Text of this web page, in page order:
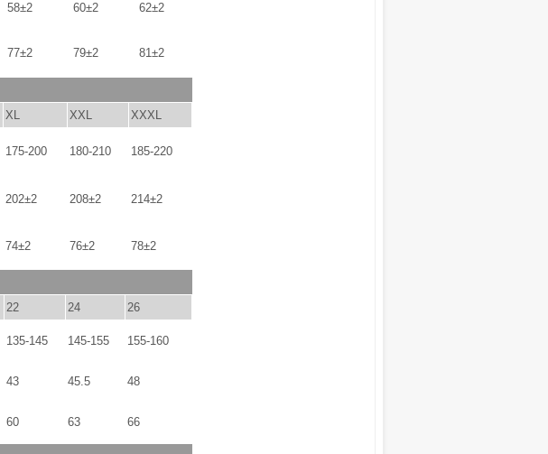
58±2 60±2 62±2
77±2 79±2 81±2
XL XXL XXXL
175-200 180-210 185-220
202±2 208±2 214±2
74±2 76±2 78±2
22 24 26
135-145 145-155 155-160
43 45.5 48
60 63 66